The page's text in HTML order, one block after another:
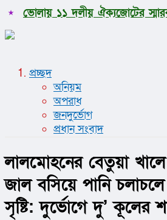
ভোলায় ১১ দলীয় ঐক্যজোটের
প্রচ্ছদ
অনিয়ম
অপরাধ
জনদুর্ভোগ
প্রধান সংবাদ
লালমোহনের বেতুয়া
জাল বসিয়ে পানি চলাচলে
সৃষ্টি: দুর্ভোগে দু’ কূলের